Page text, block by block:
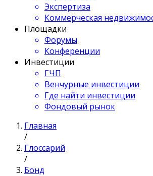
Экспертиза
Коммерческая
Площадки
Форумы
Конференции
Инвестиции
ГЧП
Венчурные инвестиции
Где найти инвестиции
Фондовый рынок
Главная
/
Глоссарий
/
Бонд